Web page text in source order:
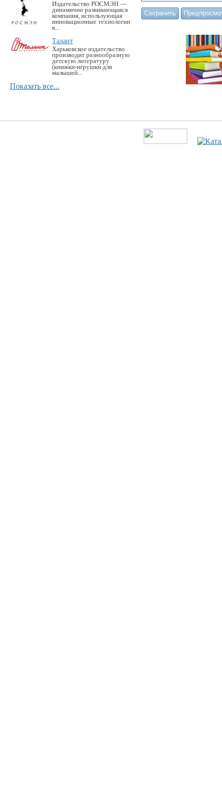
Издательство РОСМЭН —
динамично развивающаяся
компания, использующая
инновационные технологии
в...
Талант
Харьковское издательство
производит разнообразную
детскую литературу
(книжки-игрушки для
малышей...
Показать все...